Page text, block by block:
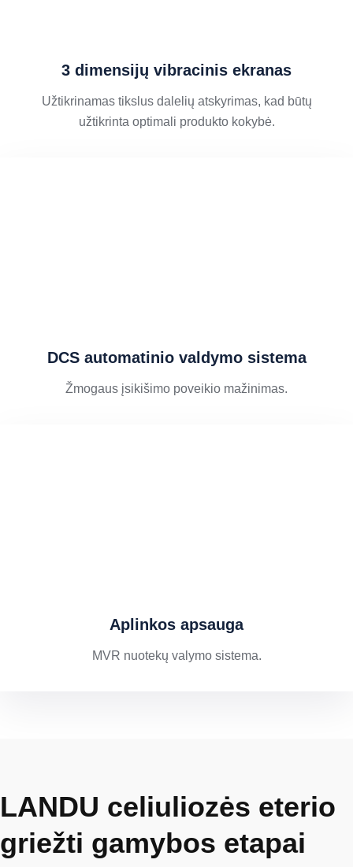
3 dimensijų vibracinis ekranas
Užtikrinamas tikslus dalelių atskyrimas, kad būtų
užtikrinta optimali produkto kokybė.
DCS automatinio valdymo sistema
Žmogaus įsikišimo poveikio mažinimas.
Aplinkos apsauga
MVR nuotekų valymo sistema.
LANDU celiuliozės eterio
griežti gamybos etapai